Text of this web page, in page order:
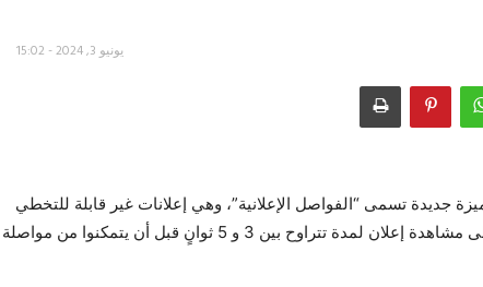
يونيو 3, 2024 - 15:02
جديدة تسمى “الفواصل الإعلانية”، وهي إعلانات غير قابلة للتخطي
تقطع تجربة التصفح لدى المستخدمين، وتجبرهم على مشاهدة إعلان لمدة تتراوح بين 3 و 5 ثوانٍ قبل أن يتمكنوا من مواصلة